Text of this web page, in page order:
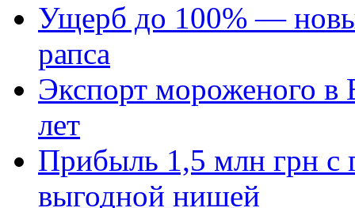
Ущерб до 100% —
рапса
Экспорт мороженого в
лет
Прибыль 1,5 млн грн с
выгодной нишей